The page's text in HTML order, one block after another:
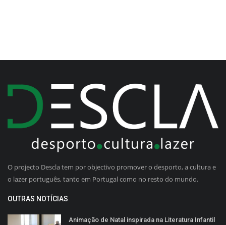
O projecto Descla tem por objectivo promover o desporto, a cultura e
o lazer português, tanto em Portugal como no resto do mundo.
OUTRAS NOTÍCIAS
Animação de Natal inspirada na Literatura Infantil